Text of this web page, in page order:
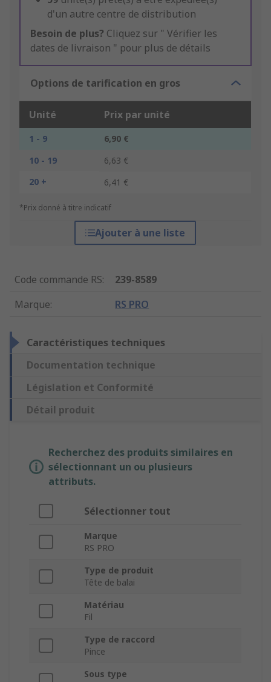
d'un autre centre de distribution
Besoin de plus? Cliquez sur " Vérifier les
dates de livraison " pour plus de détails
Options de tarification en gros
Unité Prix par unité
1 - 9
6,90 €
10 - 19
6,63 €
20 +
6,41 €
*Prix donné à titre indicatif
Ajouter à une liste
Code commande RS:
239-8589
Marque: RS PRO
Caractéristiques techniques
Documentation technique
Législation et Conformité
Détail produit
Recherchez des produits similaires en
sélectionnant un ou plusieurs
attributs.
Sélectionner tout
Marque
RS PRO
Type de produit
Tête de balai
Matériau
Fil
Type de raccord
Pince
Sous type